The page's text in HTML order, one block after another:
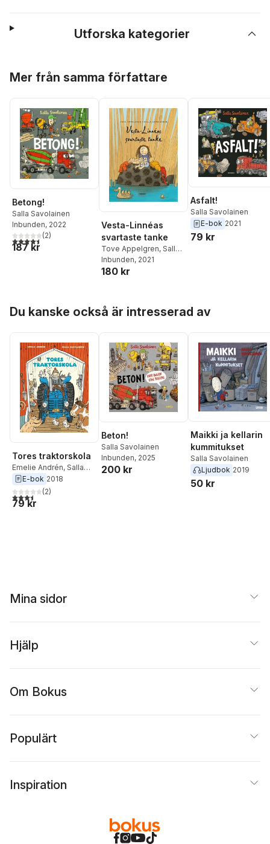
Utforska kategorier
Mer från samma författare
Betong!
Salla Savolainen
Inbunden, 2022
4,5utav 5 stjärnor. Totalt antal röster:
(2)
187 kr
Vesta-Linnéas
svartaste tanke
Tove Appelgren, Salla
Savolainen
Inbunden, 2021
180 kr
Asfalt!
Salla Savolainen
E-bok 2021
79 kr
Du kanske också är intresserad av
Tores traktorskola
Emelie Andrén, Salla
Savolainen
E-bok 2018
3,5utav 5 stjärnor. Totalt antal röster:
(2)
79 kr
Beton!
Salla Savolainen
Inbunden, 2025
200 kr
Maikki ja kellarin
kummitukset
Salla Savolainen
Ljudbok 2019
50 kr
Mina sidor
Hjälp
Om Bokus
Populärt
Inspiration